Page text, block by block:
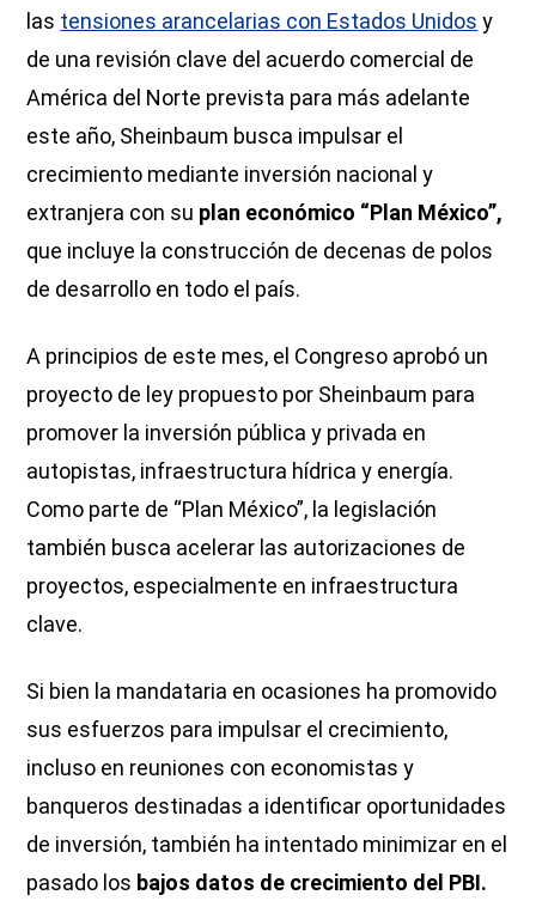
las tensiones arancelarias con Estados Unidos y
de una revisión clave del acuerdo comercial de
América del Norte prevista para más adelante
este año, Sheinbaum busca impulsar el
crecimiento mediante inversión nacional y
extranjera con su plan económico “Plan México”,
que incluye la construcción de decenas de polos
de desarrollo en todo el país.
A principios de este mes, el Congreso aprobó un
proyecto de ley propuesto por Sheinbaum para
promover la inversión pública y privada en
autopistas, infraestructura hídrica y energía.
Como parte de “Plan México”, la legislación
también busca acelerar las autorizaciones de
proyectos, especialmente en infraestructura
clave.
Si bien la mandataria en ocasiones ha promovido
sus esfuerzos para impulsar el crecimiento,
incluso en reuniones con economistas y
banqueros destinadas a identificar oportunidades
de inversión, también ha intentado minimizar en el
pasado los bajos datos de crecimiento del PBI.